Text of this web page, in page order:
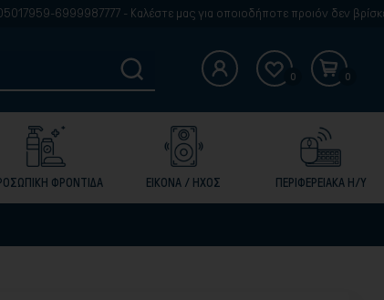
- Καλέστε μας για οποιοδήποτε προιόν δεν βρίσκετε στην
0 0
ΕΙΚΟΝΑ / ΗΧΟΣ ΠΕΡΙΦΕΡΕΙΑΚΑ Η/Υ
ΦΡΟΝΤΙΔΑ